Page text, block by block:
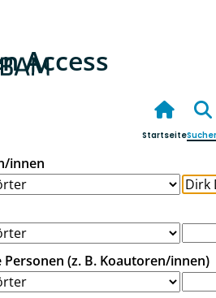
Access
Startseite
innen
Personen (z. B. Koautoren/innen)